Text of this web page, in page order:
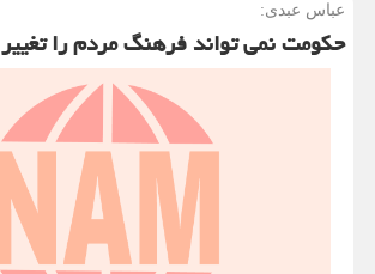
عباس عبدی:
حکومت نمی تواند فرهنگ مردم را